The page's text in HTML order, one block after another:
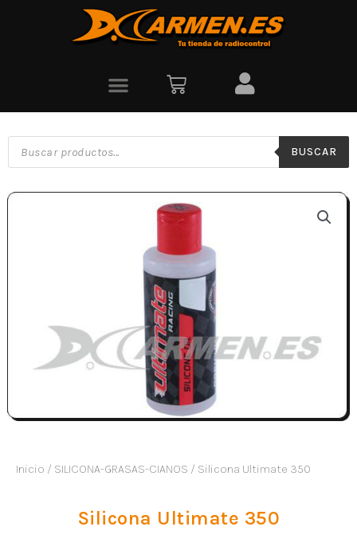
BUSCAR
Inicio / SILICONA-GRASAS-CIANOS / Silicona Ultimate 350
Silicona Ultimate 350